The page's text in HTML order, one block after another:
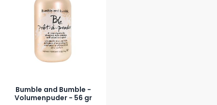
Bumble and Bumble -
Volumenpuder - 56 gr